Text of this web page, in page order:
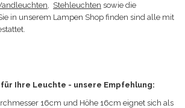
, Stehleuchten sowie die
in unserem Lampen Shop finden sind alle mit
Ihre Leuchte - unsere Empfehlung:
16cm und Höhe 16cm eignet sich als